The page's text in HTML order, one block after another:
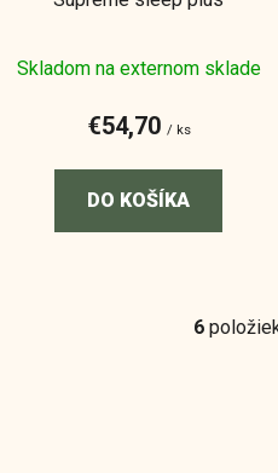
Skladom na externom sklade
€54,70 / ks
DO KOŠÍKA
6